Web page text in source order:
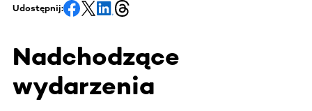
Udostępnij:
Nadchodzące
wydarzenia